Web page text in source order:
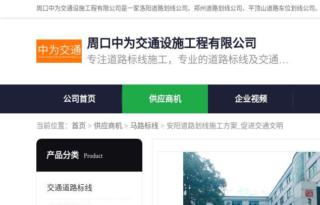
周口中为交通设施工程有限公司
专注道路标线施工，专业的道路标线及交通设施施工服务商!
公司首页 供应商机 企业视频
当前位置： 首页 > 供应商机 > 马路标线 > 安阳道路划线施工方案_促进交通文明
产品分类 Product
交通道路标线